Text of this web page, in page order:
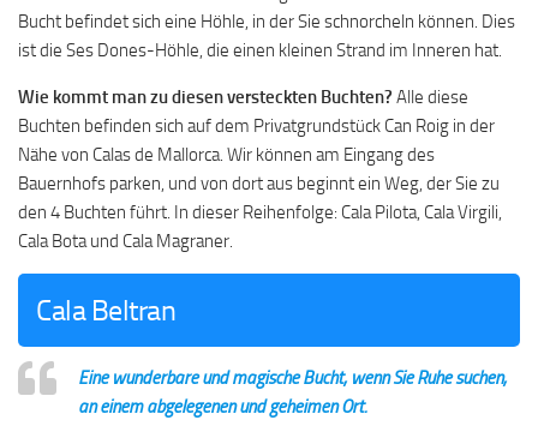
Bucht befindet sich eine Höhle, in der Sie schnorcheln können. Dies
ist die Ses Dones-Höhle, die einen kleinen Strand im Inneren hat.
Wie kommt man zu diesen versteckten Buchten? Alle diese
Buchten befinden sich auf dem Privatgrundstück Can Roig in der
Nähe von Calas de Mallorca. Wir können am Eingang des
Bauernhofs parken, und von dort aus beginnt ein Weg, der Sie zu
den 4 Buchten führt. In dieser Reihenfolge: Cala Pilota, Cala Virgili,
Cala Bota und Cala Magraner.
Cala Beltran
Eine wunderbare und magische Bucht, wenn Sie Ruhe suchen,
an einem abgelegenen und geheimen Ort.